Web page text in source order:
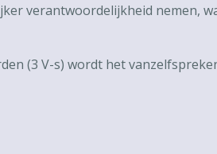
verantwoordelijkheid nemen,
(3 V-s) wordt het